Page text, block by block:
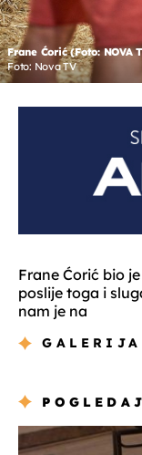
Frane Ćorić (Foto: NOVA
Foto: Nova TV
Frane Ćorić bio
poslije toga i
nam je na
GALERIJA
POGLEDAJ